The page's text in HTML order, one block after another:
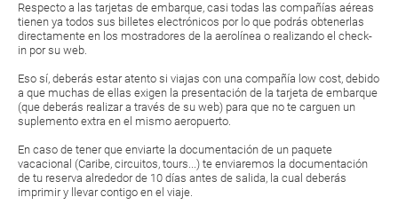
Respecto a las tarjetas de embarque, casi todas las compañías aéreas
tienen ya todos sus billetes electrónicos por lo que podrás obtenerlas
directamente en los mostradores de la aerolínea o realizando el check-
in por su web.
Eso sí, deberás estar atento si viajas con una compañía low cost, debido
a que muchas de ellas exigen la presentación de la tarjeta de embarque
(que deberás realizar a través de su web) para que no te carguen un
suplemento extra en el mismo aeropuerto.
En caso de tener que enviarte la documentación de un paquete
vacacional (Caribe, circuitos, tours...) te enviaremos la documentación
de tu reserva alrededor de 10 días antes de salida, la cual deberás
imprimir y llevar contigo en el viaje.